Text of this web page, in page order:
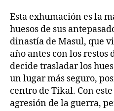
Esta exhumación es la
huesos de sus
dinastía de Masul, que
año antes con los restos
decide trasladar los
un lugar más seguro,
centro de Tikal. Con
agresión de la guerra,